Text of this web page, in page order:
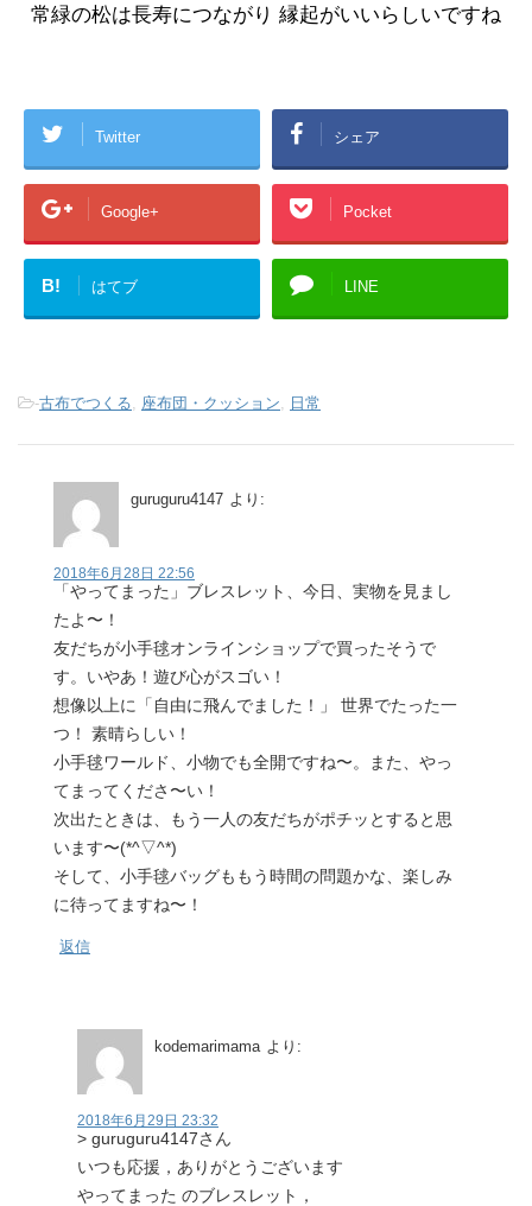
常緑の松は長寿につながり 縁起がいいらしいですね
Twitter シェア
Google+ Pocket
B! はてブ LINE
-古布でつくる 座布団・クッション 日常
guruguru4147 より:
2018年6月28日 22:56
「やってまった」ブレスレット、今日、実物を見まし
たよ〜！
友だちが小手毬オンラインショップで買ったそうで
す。いやあ！遊び心がスゴい！
想像以上に「自由に飛んでました！」 世界でたった一
つ！ 素晴らしい！
小手毬ワールド、小物でも全開ですね〜。また、やっ
てまってくださ〜い！
次出たときは、もう一人の友だちがポチッとすると思
います〜(*^▽^*)
そして、小手毬バッグももう時間の問題かな、楽しみ
に待ってますね〜！
返信
kodemarimama より:
2018年6月29日 23:32
> guruguru4147さん
いつも応援，ありがとうございます
やってまった のブレスレット，